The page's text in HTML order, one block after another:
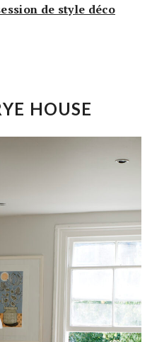
de style déco
HOUSE